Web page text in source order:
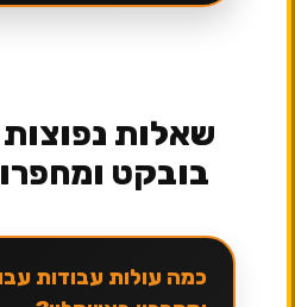
שאלות
בובקט
כמה עולות עבודות